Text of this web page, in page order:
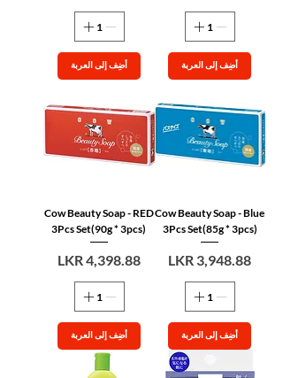
أضِف إلى العربة أضِف إلى العربة
Cow Beauty Soap - Blue
3Pcs Set(85g * 3pcs)
السعر
أضِف إلى العربة
Cow Beauty Soap - RED
3Pcs Set(90g * 3pcs)
السعر‏4,398.88 LKR
أضِف إلى العربة